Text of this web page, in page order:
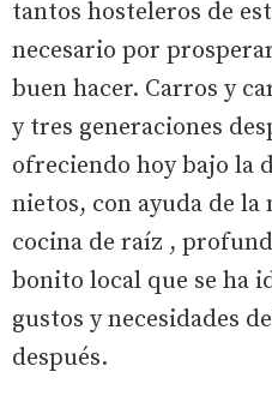
tantos hosteleros de
necesario por
buen hacer. Carros y
y tres generaciones
ofreciendo hoy bajo la
nietos, con ayuda de
cocina de raíz ,
bonito local que se ha
gustos y necesidades
después.